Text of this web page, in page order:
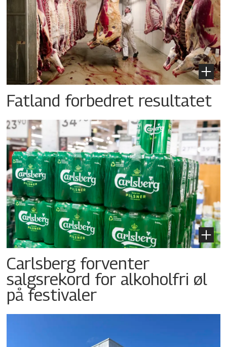
Fatland forbedret resultatet
Carlsberg forventer
salgsrekord for alkoholfri øl
på festivaler